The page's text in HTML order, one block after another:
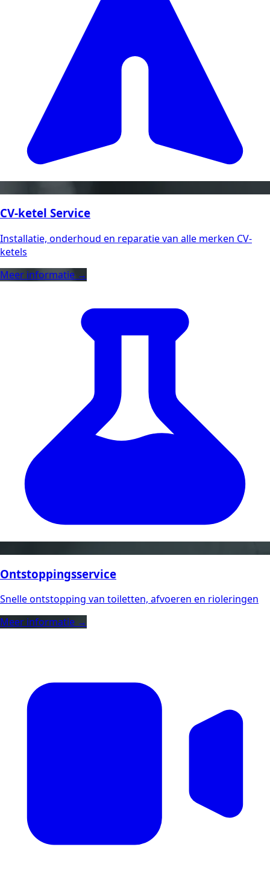
CV-ketel Service
Installatie, onderhoud en reparatie van alle merken CV-
ketels
Meer informatie →
Ontstoppingsservice
Snelle ontstopping van toiletten, afvoeren en rioleringen
Meer informatie →